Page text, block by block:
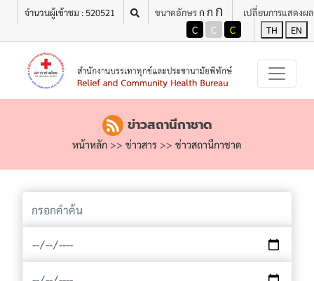
จำนวนผู้เข้าชม : 520521 ขนาดอักษรก ก ก เปลี่ยนการแสดงผล
C C C TH EN
เมนู
ข่าวสถานีกาชาด
หน้าหลัก >> ข่าวสาร >> ข่าวสถานีกาชาด